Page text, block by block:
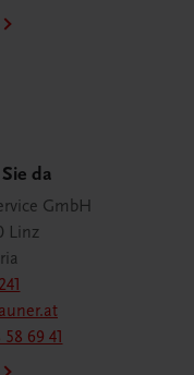
da
GmbH
Linz
69 41